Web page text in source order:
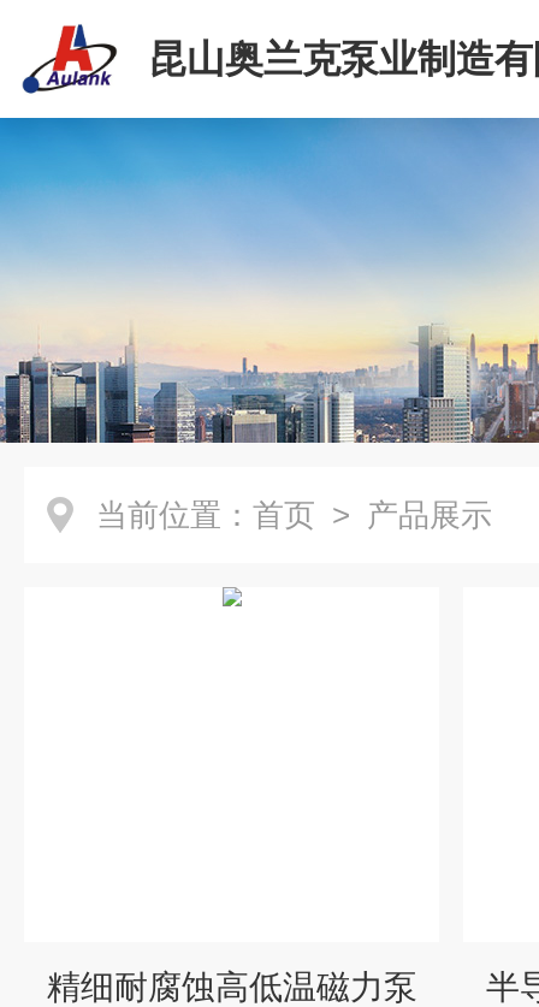
昆山奥兰克泵业制造
当前位置： 首页 > 产品展示
精细耐腐蚀高低温磁力泵 半